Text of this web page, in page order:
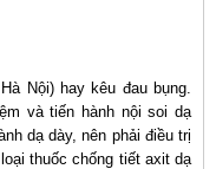
Nội) hay kêu đau bụng.
và tiến hành nội soi dạ
dạ dày, nên phải điều trị
thuốc chống tiết axit dạ